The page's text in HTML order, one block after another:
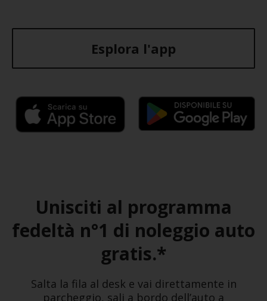
Esplora l'app
Unisciti al programma
fedeltà n°1 di noleggio auto
gratis.*
Salta la fila al desk e vai direttamente in
parcheggio, sali a bordo dell’auto a